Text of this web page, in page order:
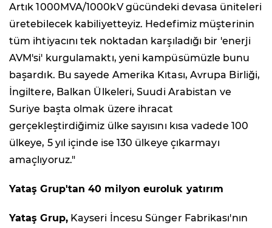
Artık 1000MVA/1000kV gücündeki devasa üniteleri
üretebilecek kabiliyetteyiz. Hedefimiz müşterinin
tüm ihtiyacını tek noktadan karşıladığı bir 'enerji
AVM'si' kurgulamaktı, yeni kampüsümüzle bunu
başardık. Bu sayede Amerika Kıtası, Avrupa Birliği,
İngiltere, Balkan Ülkeleri, Suudi Arabistan ve
Suriye başta olmak üzere ihracat
gerçekleştirdiğimiz ülke sayısını kısa vadede 100
ülkeye, 5 yıl içinde ise 130 ülkeye çıkarmayı
amaçlıyoruz."
Yataş Grup'tan 40 milyon euroluk yatırım
Yataş Grup,Kayseri İncesu Sünger Fabrikası'nın